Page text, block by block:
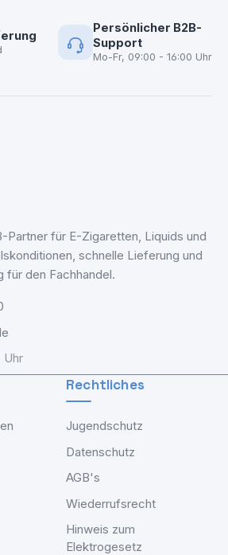
Persönlicher B2B-
Support
Mo-Fr, 09:00 - 16:00 Uhr
Partner für E-Zigaretten, Liquids und
schnelle Lieferung und
für den Fachhandel.
Uhr
Rechtliches
Jugendschutz
Datenschutz
AGB's
Wiederrufsrecht
Hinweis zum
Elektrogesetz